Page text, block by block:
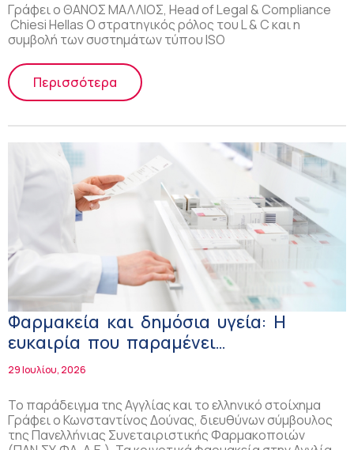
Γράφει ο ΘΑΝΟΣ ΜΑΛΛΙΟΣ, Head of Legal & Compliance
Chiesi Hellas Ο στρατηγικός ρόλος του L & C και η
συμβολή των συστημάτων τύπου ISO
Περισσότερα
Φαρμακεία και δημόσια υγεία: Η
ευκαιρία που παραμένει
ανεκμετάλλευτη
29 Ιουλίου, 2026
Το παράδειγμα της Αγγλίας και το ελληνικό στοίχημα
Γράφει ο Κωνσταντίνος Δούνας, διευθύνων σύμβουλος
της Πανελλήνιας Συνεταιριστικής Φαρμακοποιών